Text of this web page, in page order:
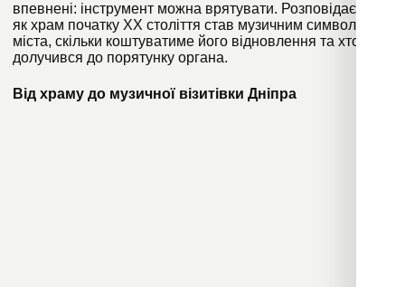
впевнені: інструмент можна врятувати. Розповідаємо,
як храм початку ХХ століття став музичним символом
міста, скільки коштуватиме його відновлення та хто вже
долучився до порятунку органа.
Від храму до музичної візитівки Дніпра